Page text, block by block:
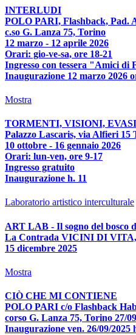
INTERLUDI
POLO PARI, Flashback, Pad.
c.so G. Lanza 75, Torino
12 marzo - 12 aprile 2026
Orari: gio-ve-sa, ore 18-21
Ingresso con tessera "Amici di
Inaugurazione 12 marzo 2026
Mostra
TORMENTI, VISIONI,
Palazzo Lascaris, via Alfieri 15
10 ottobre - 16 gennaio 2026
Orari: lun-ven, ore 9-17
Ingresso gratuito
Inaugurazione h. 11
Laboratorio artistico interculturale
ART LAB - Il sogno del bosco
La Contrada VICINI DI
15 dicembre 2025
Mostra
CIÒ CHE MI CONTIENE
POLO PARI c/o Flashback
corso G. Lanza 75, Torino 27/
Inaugurazione ven. 26/09/2025